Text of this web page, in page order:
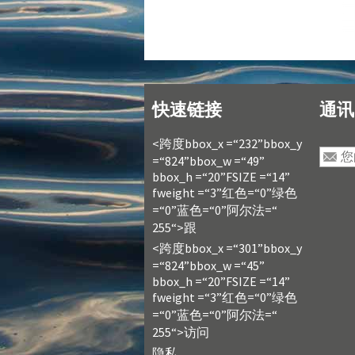
快速链接
<跨度bbox_x =“232”bbox_y
=“824”bbox_w =“49”
bbox_h =“20”FSIZE =“14”
fweight =“3”红色=“0”绿色
=“0”蓝色=“0”阿尔法=“
255“>跟
<跨度bbox_x =“301”bbox_y
=“824”bbox_w =“45”
bbox_h =“20”FSIZE =“14”
fweight =“3”红色=“0”绿色
=“0”蓝色=“0”阿尔法=“
255“>访问
通